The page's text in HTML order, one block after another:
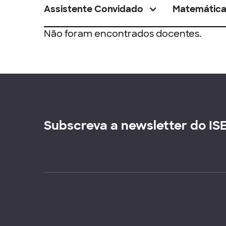
Assistente Convidado Matemática
Não foram encontrados docentes.
Subscreva a newsletter do